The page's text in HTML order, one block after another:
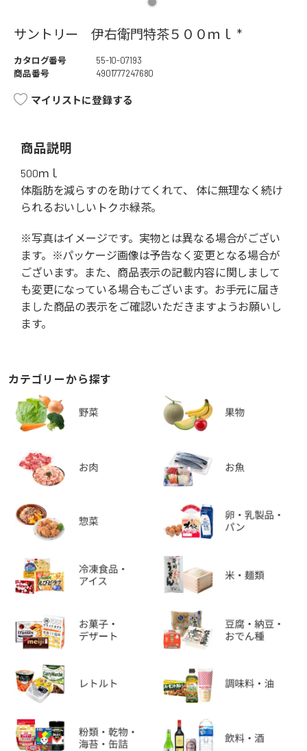
サントリー 伊右衛門特茶５００ｍｌ *
カタログ番号
55-10-07193
商品番号
4901777247680
マイリストに登録する
商品説明
500ｍｌ
体脂肪を減らすのを助けてくれて、 体に無理なく続け
られるおいしいトクホ緑茶。
※写真はイメージです。実物とは異なる場合がござい
ます。※パッケージ画像は予告なく変更となる場合が
ございます。また、商品表示の記載内容に関しまして
も変更になっている場合もございます。お手元に届き
ました商品の表示をご確認いただきますようお願いし
ます。
カテゴリーから探す